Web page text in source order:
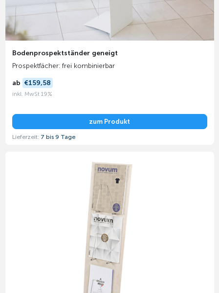
Bodenprospektständer geneigt
Prospektfächer: frei kombinierbar
ab €159,58
inkl. MwSt 19%
zum Produkt
Lieferzeit: 7 bis 9 Tage